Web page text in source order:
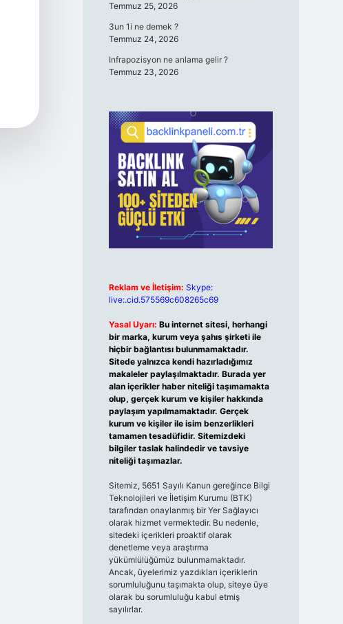
Temmuz 25, 2026
3un 1i ne demek ?
Temmuz 24, 2026
Infrapozisyon ne anlama gelir ?
Temmuz 23, 2026
Reklam ve İletişim: Skype:
live:.cid.575569c608265c69
Yasal Uyarı: Bu internet sitesi, herhangi
bir marka, kurum veya şahıs şirketi ile
hiçbir bağlantısı bulunmamaktadır.
Sitede yalnızca kendi hazırladığımız
makaleler paylaşılmaktadır. Burada yer
alan içerikler haber niteliği taşımamakta
olup, gerçek kurum ve kişiler hakkında
paylaşım yapılmamaktadır. Gerçek
kurum ve kişiler ile isim benzerlikleri
tamamen tesadüfidir. Sitemizdeki
bilgiler taslak halindedir ve tavsiye
niteliği taşımazlar.
Sitemiz, 5651 Sayılı Kanun gereğince Bilgi
Teknolojileri ve İletişim Kurumu (BTK)
tarafından onaylanmış bir Yer Sağlayıcı
olarak hizmet vermektedir. Bu nedenle,
sitedeki içerikleri proaktif olarak
denetleme veya araştırma
yükümlülüğümüz bulunmamaktadır.
Ancak, üyelerimiz yazdıkları içeriklerin
sorumluluğunu taşımakta olup, siteye üye
olarak bu sorumluluğu kabul etmiş
sayılırlar.